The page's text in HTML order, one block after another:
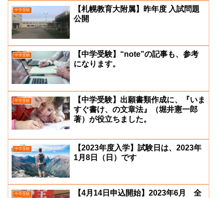
中学受験
【札幌教育大附属】昨年度 入試問題
公開
中学受験
【中学受験】“note”の記事も、参考
になります。
中学受験
【中学受験】出願書類作成に、『いま
すぐ書け、の文章法』（堀井憲一郎
著）が役立ちました。
中学受験
【2023年度入学】試験日は、2023年
1月8日（日）です
中学受験
【4月14日申込開始】2023年6月 全